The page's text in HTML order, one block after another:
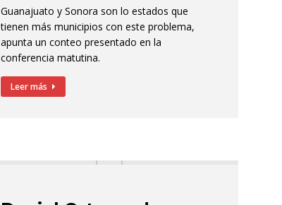
Guanajuato y Sonora son lo estados que
tienen más municipios con este problema,
apunta un conteo presentado en la
conferencia matutina.
Leer más